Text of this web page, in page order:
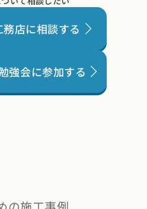
強会に参加する